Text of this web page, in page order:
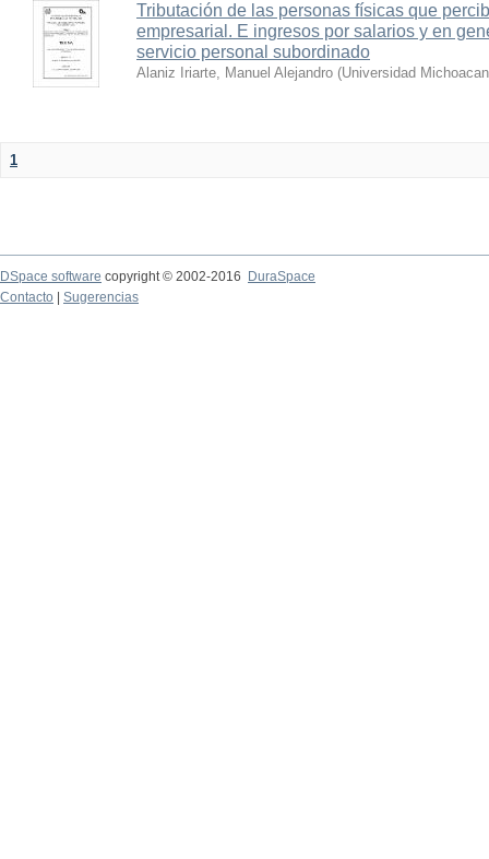
Tributación de las personas físicas que
empresarial. E ingresos por salarios y en
servicio personal subordinado
Alaniz Iriarte, Manuel Alejandro (Universidad
1
DSpace software copyright © 2002-2016
DuraSpace
Contacto
Sugerencias